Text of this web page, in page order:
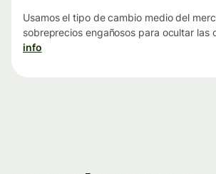
Usamos el tipo de cambio medio del
sobreprecios engañosos para ocultar las
info